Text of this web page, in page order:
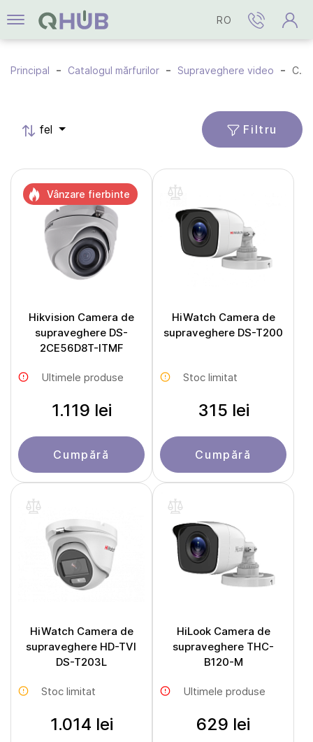
RO
Principal Catalogul mărfurilor Supraveghere video Camere HD-TVI
fel Filtru
Hikvision Camera de
supraveghere DS-
2CE56D8T-ITMF
Ultimele produse
1.119 lei
Cumpără
Vânzare fierbinte
HiWatch Camera de
supraveghere DS-T200
Stoc limitat
315 lei
Cumpără
HiWatch Camera de
supraveghere HD-TVI
DS-T203L
Stoc limitat
1.014 lei
HiLook Camera de
supraveghere THC-
B120-M
Ultimele produse
629 lei